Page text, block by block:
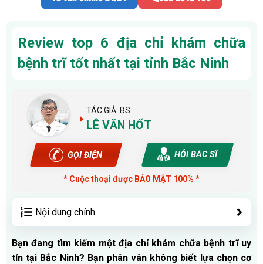
Review top 6 địa chỉ khám chữa
bệnh trĩ tốt nhất tại tỉnh Bắc Ninh
TÁC GIẢ: BS
LÊ VĂN HỐT
GỌI ĐIỆN HỎI BÁC SĨ
* Cuộc thoại được BẢO MẬT 100% *
Nội dung chính
Bạn đang tìm kiếm một địa chỉ khám chữa bệnh trĩ uy
tín tại Bắc Ninh? Bạn phân vân không biết lựa chọn cơ